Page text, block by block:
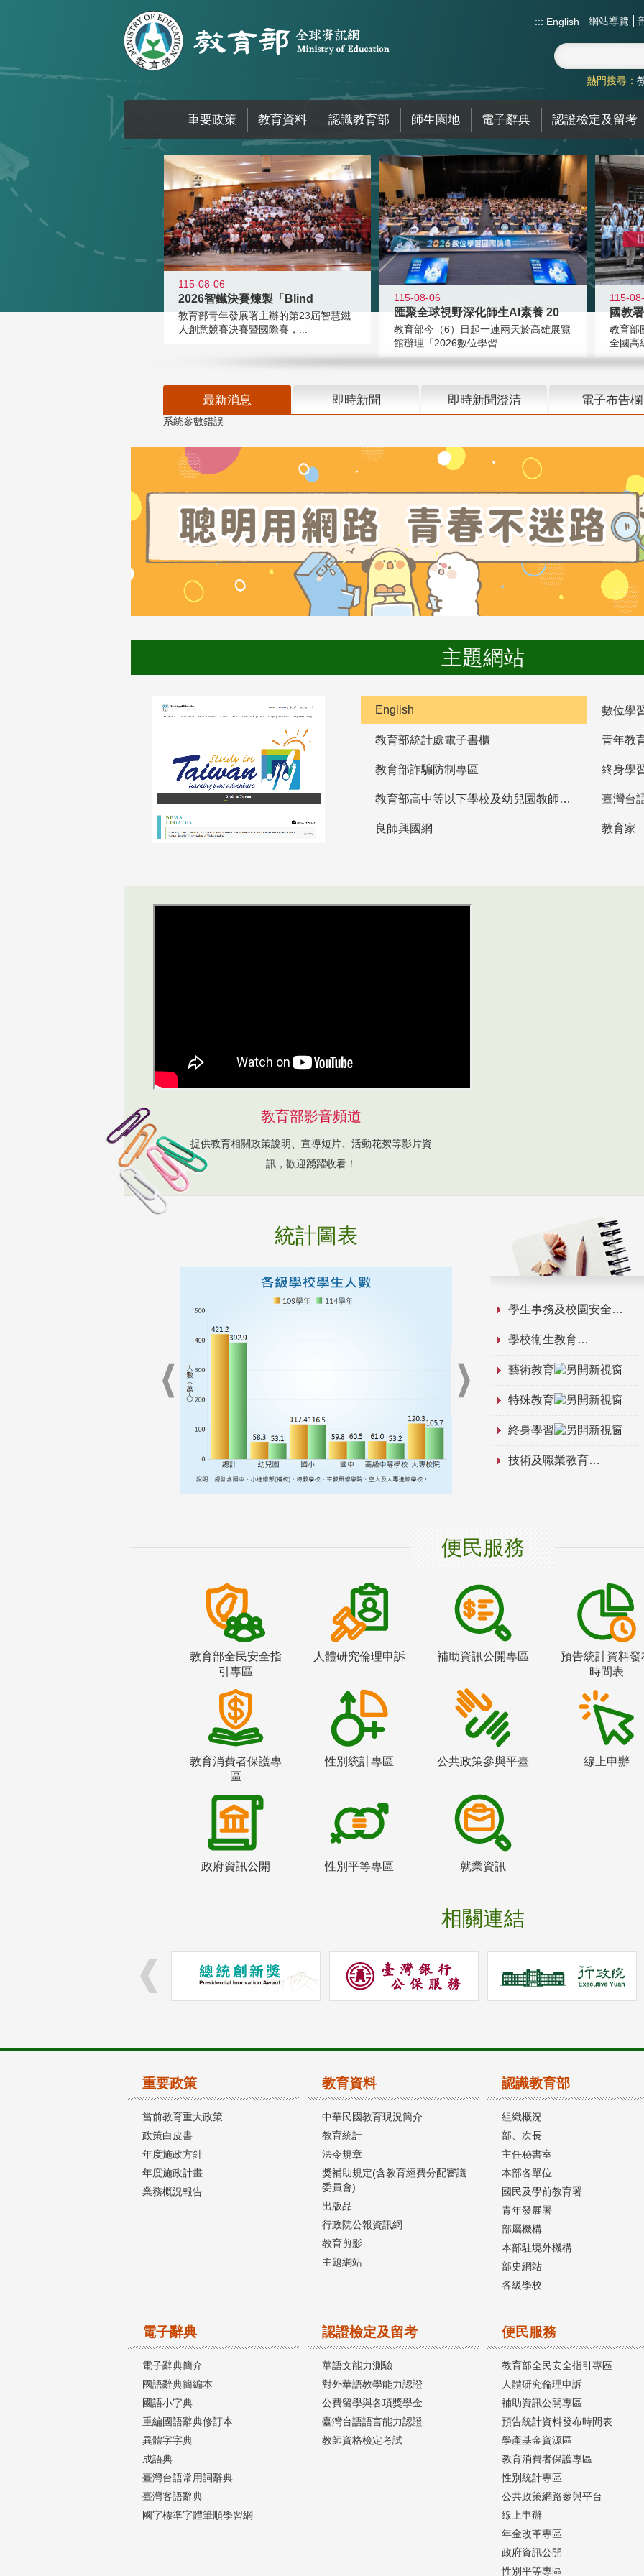
::: English 網站導覽
熱門搜尋：
重要政策 教育資料 認識教育部 師生園地 電子辭典 認證檢定及留考
:::
115-08-06
2026智鐵決賽煉製「Blind
教育部青年發展署主辦的第23屆智慧鐵
人創意競賽決賽暨國際賽，...
115-08-06
匯聚全球視野深化師生AI素養 20
教育部今（6）日起一連兩天於高雄展覽
館辦理「2026數位學習...
115-
教育部
全國高
最新消息 即時新聞 即時新聞澄清 電子布告欄
系統參數錯誤
主題網站
English 數位學
教育部統計處電子書櫃 青年教
教育部詐騙防制專區 終身學
教育部高中等以下學校及幼兒園教師資格檢定考試 臺灣台
良師興國網 教育家
教育部影音頻道
提供教育相關政策說明、宣導短片、活動花絮等影片資
訊，歡迎踴躍收看！
統計圖表
學生事務及校園安全
學校衛生教育
藝術教育
特殊教育
終身學習
技術及職業教育
便民服務
教育部全民安全指
引專區
人體研究倫理申訴 補助資訊公開專區
預告統計資料發
時間表
教育消費者保護專
區
性別統計專區 公共政策參與平臺 線上申辦
政府資訊公開 性別平等專區 就業資訊
相關連結
重要政策
當前教育重大政策
政策白皮書
年度施政方針
年度施政計畫
業務概況報告
教育資料
中華民國教育現況簡介
教育統計
法令規章
獎補助規定(含教育經費分配審議
委員會)
出版品
行政院公報資訊網
教育剪影
主題網站
認識教育部
組織概況
部、次長
主任秘書室
本部各單位
國民及學前教育署
青年發展署
部屬機構
本部駐境外機構
部史網站
各級學校
電子辭典
電子辭典簡介
國語辭典簡編本
國語小字典
重編國語辭典修訂本
異體字字典
成語典
臺灣台語常用詞辭典
臺灣客語辭典
國字標準字體筆順學習網
認證檢定及留考
華語文能力測驗
對外華語教學能力認證
公費留學與各項獎學金
臺灣台語語言能力認證
教師資格檢定考試
便民服務
教育部全民安全指引專區
人體研究倫理申訴
補助資訊公開專區
預告統計資料發布時間表
學產基金資源區
教育消費者保護專區
性別統計專區
公共政策網路參與平台
線上申辦
年金改革專區
政府資訊公開
性別平等專區